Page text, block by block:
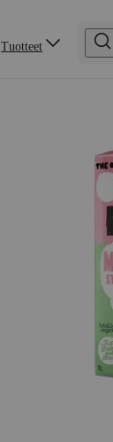
Tuotteet